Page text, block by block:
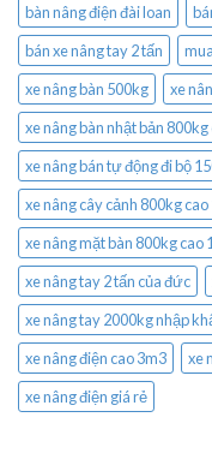
bàn nâng điện đài loan
bán xe nâng tay 2 tấn
xe nâng bàn 500kg
xe
xe nâng bàn nhật bản 800kg
xe nâng bán tự động đi bộ
xe nâng cây cảnh 800kg
xe nâng mặt bàn 800kg cao
xe nâng tay 2 tấn của đức
xe nâng tay 2000kg nhập
xe nâng điện cao 3m3
xe
xe nâng điện giá rẻ